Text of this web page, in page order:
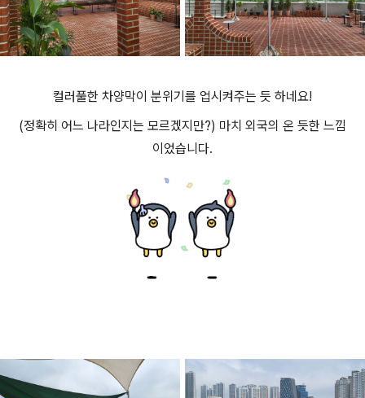
컬러풀한 차양막이 분위기를 업시켜주는 듯 하네요!
(정확히 어느 나라인지는 모르겠지만?) 마치 외국의 온 듯한 느낌
이었습니다.